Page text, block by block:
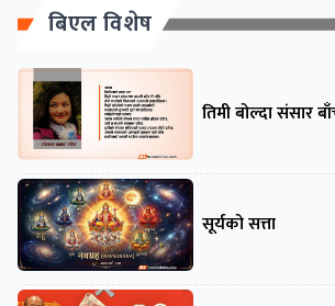
बिएल विशेष
तिमी बोल्दा संसार
सूर्यको सत्ता